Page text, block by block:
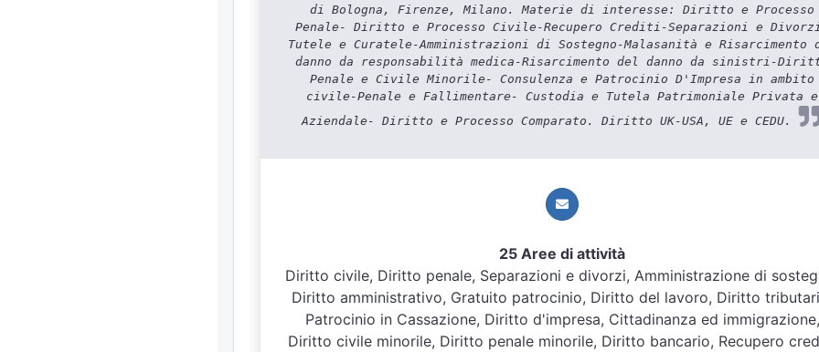
di Bologna, Firenze, Milano. Materie di interesse: Diritto e Processo
Penale- Diritto e Processo Civile-Recupero Crediti-Separazioni e
Tutele e Curatele-Amministrazioni di Sostegno-Malasanità e Risarcimento
danno da responsabilità medica-Risarcimento del danno da sinistri-
Penale e Civile Minorile- Consulenza e Patrocinio D'Impresa in ambito
civile-Penale e Fallimentare- Custodia e Tutela Patrimoniale Privata e
Aziendale- Diritto e Processo Comparato. Diritto UK-USA, UE e CEDU.
25 Aree di attività
Diritto civile, Diritto penale, Separazioni e divorzi, Amministrazione di
Diritto amministrativo, Gratuito patrocinio, Diritto del lavoro, Diritto
Patrocinio in Cassazione, Diritto d'impresa, Cittadinanza ed immigrazione,
Diritto civile minorile, Diritto penale minorile, Diritto bancario, Recupero